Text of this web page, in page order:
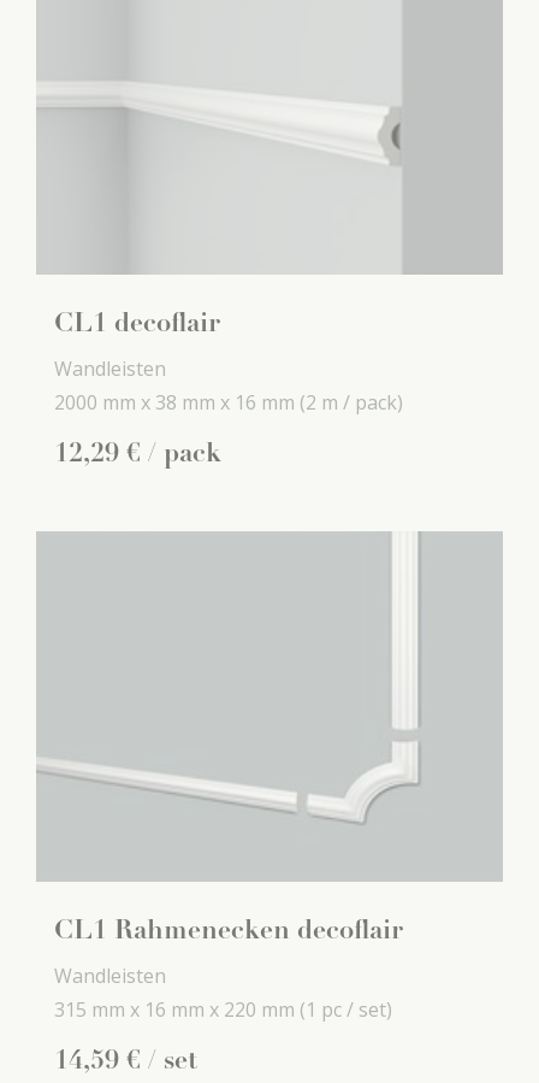
CL1 decoflair
Wandleisten
2000 mm x 38 mm x 16 mm (2 m / pack)
12,29 € / pack
CL1 Rahmenecken decoflair
Wandleisten
315 mm x 16 mm x 220 mm (1 pc / set)
14,59 € / set